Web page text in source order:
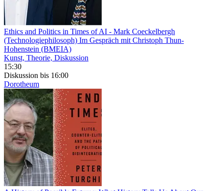
Ethics and Politics in Times of AI - Mark Coeckelbergh
(Technologiephilosoph) Im Gespräch mit Christoph Thun-
Hohenstein (BMEIA)
Kunst, Theorie, Diskussion
15:30
Diskussion bis 16:00
Dorotheum